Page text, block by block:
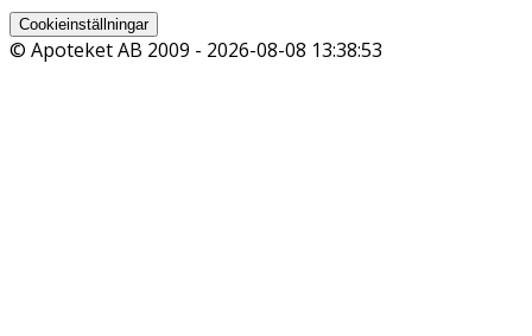
Cookieinställningar
© Apoteket AB 2009 - 2026-08-08 13:38:53